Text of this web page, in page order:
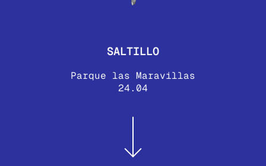
SALTILLO
Parque las Maravillas
24.04